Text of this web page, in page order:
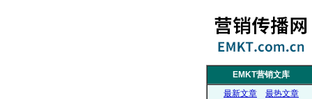
EMKT营销文库
最新文章
最热文章